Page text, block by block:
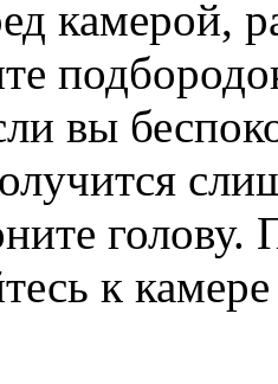
камерой,
вы
к